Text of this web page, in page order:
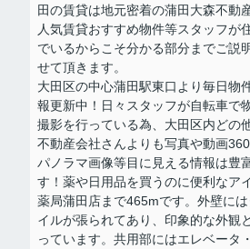
田の賃貸は地元密着の蒲田大森不動
人気賃貸おすすめ物件等スタッフが
でいるからこそ分かる部分までご説
せて頂きます。
大田区の中心蒲田駅東口より毎日物
報更新中！日々スタッフが自転車で
撮影を行っている為、大田区内どの
不動産会社さんよりも写真や動画
パノラマ画像等目に見える情報は豊
す！薬や日用品を買うのに便利なア
薬局蒲田店まで465mです。外壁には
イルが張られてあり、印象的な外観
っています。共用部にはエレベータ